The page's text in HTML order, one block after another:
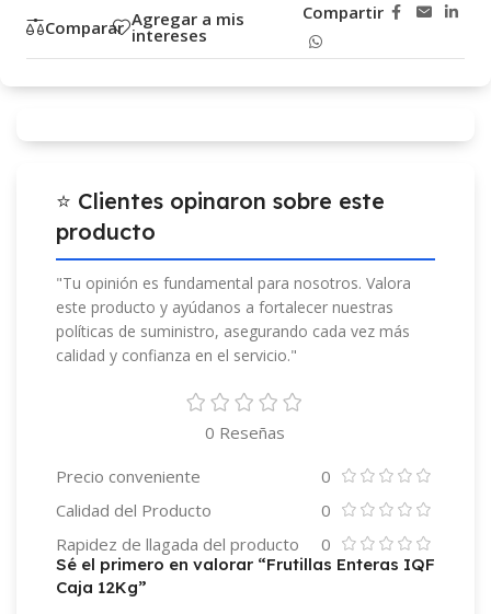
Comparar Agregar a mis
intereses
Compartir
⭐ Clientes opinaron sobre este
producto
"Tu opinión es fundamental para nosotros. Valora
este producto y ayúdanos a fortalecer nuestras
políticas de suministro, asegurando cada vez más
calidad y confianza en el servicio."
0 Reseñas
Precio conveniente
0
Calidad del Producto
0
Rapidez de llagada del producto
0
Sé el primero en valorar “Frutillas Enteras IQF
Caja 12Kg”